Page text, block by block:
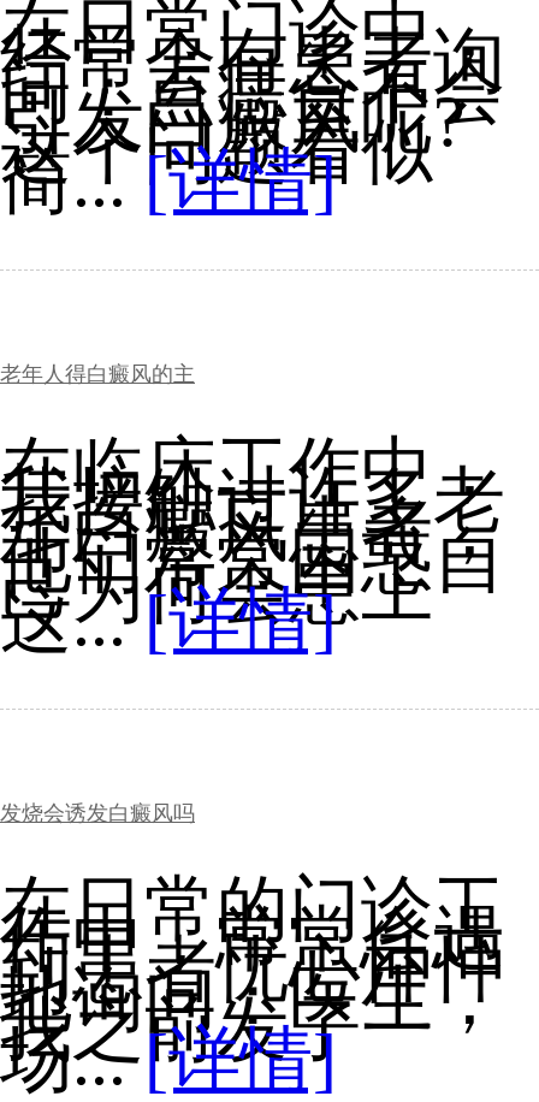
在日常门诊中，
经常会有患者询
问：点痣会不会
引发白癜风呢?
这个问题看似
简... [详情]
老年人得白癜风的主
在临床工作中，
我接触过许多老
年白癜风患者，
他们常常困惑自
己为何会患上
这...[详情]
发烧会诱发白癜风吗
在日常的门诊工
作中，常常会遇
到患者忧心忡忡
地询问：医生，
我之前发了一
场...[详情]